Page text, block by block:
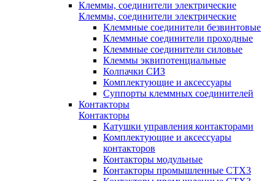
Клеммы, соединители электрические
Клеммы, соединители электрические
Клеммные соединители безвинтовые
Клеммные соединители проходные
Клеммные соединители силовые
Клеммы эквипотенциальные
Колпачки СИЗ
Комплектующие и аксессуары
Суппорты клеммных соединителей
Контакторы
Контакторы
Катушки управления контакторами
Комплектующие и аксессуары
контакторов
Контакторы модульные
Контакторы промышленные CTX3